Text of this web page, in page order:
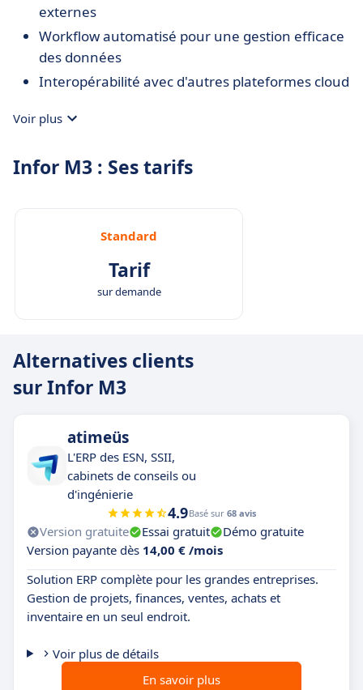
externes
Workflow automatisé pour une gestion efficace
des données
Interopérabilité avec d'autres plateformes cloud
Voir plus
Infor M3 : Ses tarifs
Standard
Tarif
sur demande
Alternatives clients
sur Infor M3
atimeüs
L'ERP des ESN, SSII,
cabinets de conseils ou
d'ingénierie
4.9Basé sur 68 avis
Version gratuite Essai gratuit
Démo gratuite
Version payante dès 14,00 € /mois
Solution ERP complète pour les grandes entreprises.
Gestion de projets, finances, ventes, achats et
inventaire en un seul endroit.
Voir plus de détails
En savoir plus